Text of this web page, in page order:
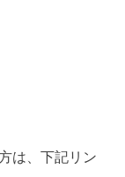
は、下記リン